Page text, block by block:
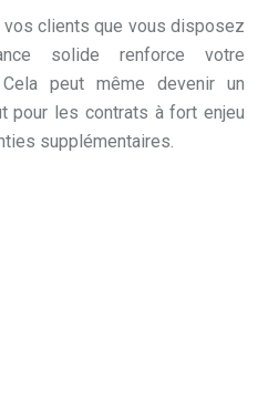
vos clients que vous disposez
solide renforce votre
peut même devenir un
pour les contrats à fort enjeu
supplémentaires.